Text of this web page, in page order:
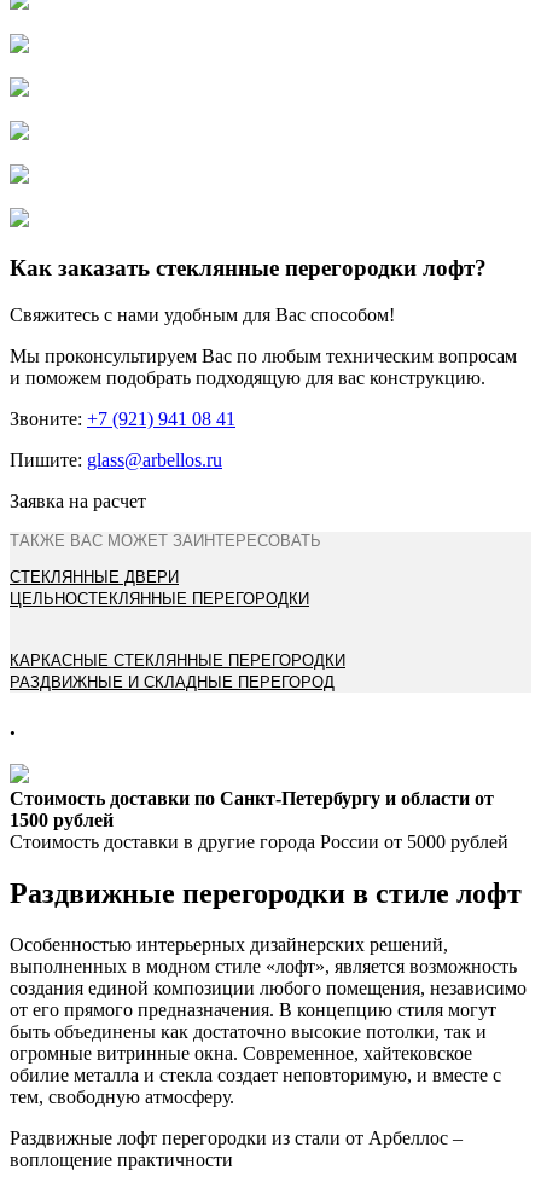
Как заказать стеклянные перегородки лофт?
Свяжитесь с нами удобным для Вас способом!
Мы проконсультируем Вас по любым техническим вопросам
и поможем подобрать подходящую для вас конструкцию.
Звоните: +7 (921) 941 08 41
Пишите: glass@arbellos.ru
Заявка на расчет
ТАКЖЕ ВАС МОЖЕТ ЗАИНТЕРЕСОВАТЬ
СТЕКЛЯННЫЕ ДВЕРИ
ЦЕЛЬНОСТЕКЛЯННЫЕ ПЕРЕГОРОДКИ
КАРКАСНЫЕ СТЕКЛЯННЫЕ ПЕРЕГОРОДКИ
РАЗДВИЖНЫЕ И СКЛАДНЫЕ ПЕРЕГОРОД
.
Стоимость доставки по Санкт-Петербургу и области от
1500 рублей
Стоимость доставки в другие города России от 5000 рублей
Раздвижные перегородки в стиле лофт
Особенностью интерьерных дизайнерских решений,
выполненных в модном стиле «лофт», является возможность
создания единой композиции любого помещения, независимо
от его прямого предназначения. В концепцию стиля могут
быть объединены как достаточно высокие потолки, так и
огромные витринные окна. Современное, хайтековское
обилие металла и стекла создает неповторимую, и вместе с
тем, свободную атмосферу.
Раздвижные лофт перегородки из стали от Арбеллос –
воплощение практичности